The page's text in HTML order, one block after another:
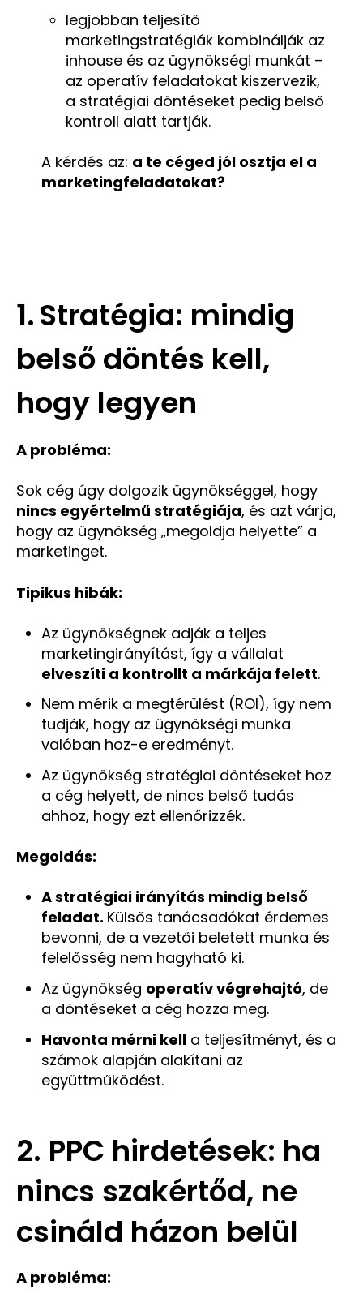
legjobban teljesítő
marketingstratégiák kombinálják az
inhouse és az ügynökségi munkát –
az operatív feladatokat kiszervezik,
a stratégiai döntéseket pedig belső
kontroll alatt tartják.
A kérdés az: a te céged jól osztja el a
marketingfeladatokat?
1.Stratégia: mindig
belső döntés kell,
hogy legyen
A probléma:
Sok cég úgy dolgozik ügynökséggel, hogy
nincs egyértelmű stratégiája, és azt várja,
hogy az ügynökség „megoldja helyette” a
marketinget.
Tipikus hibák:
Az ügynökségnek adják a teljes
marketingirányítást, így a vállalat
elveszíti a kontrollt a márkája felett.
Nem mérik a megtérülést (ROI), így nem
tudják, hogy az ügynökségi munka
valóban hoz-e eredményt.
Az ügynökség stratégiai döntéseket hoz
a cég helyett, de nincs belső tudás
ahhoz, hogy ezt ellenőrizzék.
Megoldás:
A stratégiai irányítás mindig belső
feladat. Külsős tanácsadókat érdemes
bevonni, de a vezetői beletett munka és
felelősség nem hagyható ki.
Az ügynökség operatív végrehajtó, de
a döntéseket a cég hozza meg.
Havonta mérni kella teljesítményt, és a
számok alapján alakítani az
együttműködést.
2. PPC hirdetések: ha
nincs szakértőd, ne
csináld házon belül
A probléma: